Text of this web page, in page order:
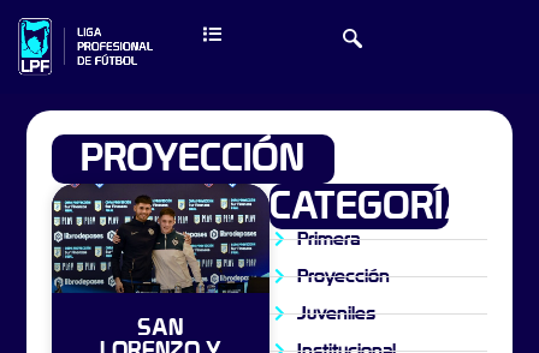
PROYECCIÓN
SAN
CATEGORÍAS
Primera
Proyección
Juveniles